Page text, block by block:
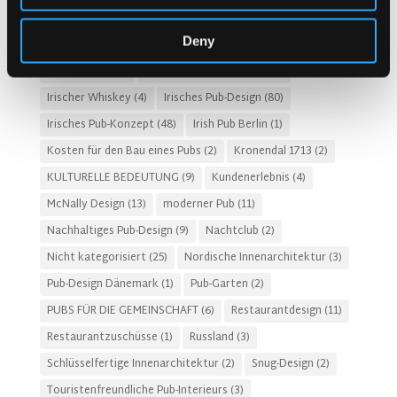
Deny
HOTEL-PUB- UND RESTAURANTDESIGN(14)
Irische Pub-Designs Niederlande(2)
Irischer Whiskey(4) Irisches Pub-Design (80)
Irisches Pub-Konzept (48) Irish Pub Berlin (1)
Kosten für den Bau eines Pubs (2) Kronendal 1713 (2)
KULTURELLE BEDEUTUNG (9) Kundenerlebnis (4)
McNally Design (13) moderner Pub (11)
Nachhaltiges Pub-Design (9) Nachtclub (2)
Nicht kategorisiert (25) Nordische Innenarchitektur(3)
Pub-Design Dänemark (1) Pub-Garten (2)
PUBS FÜR DIE GEMEINSCHAFT(6) Restaurantdesign (11)
Restaurantzuschüsse (1) Russland (3)
Schlüsselfertige Innenarchitektur(2) Snug-Design (2)
Touristenfreundliche Pub-Interieurs (3)